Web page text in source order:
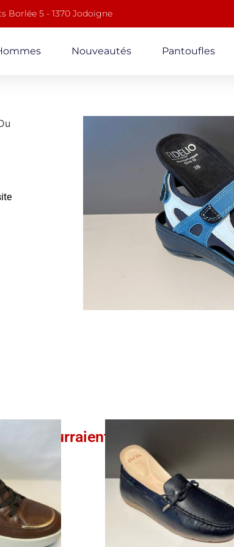
Borlée 5 - 1370 Jodoigne
Nouveautés Pantoufles
pourraient vous intéresser